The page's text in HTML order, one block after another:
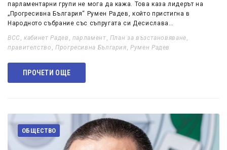
парламентарни групи не мога да кажа. Това каза лидерът на
„Прогресивна България“ Румен Радев, който пристигна в
Народното събрание със съпругата си Десислава…
ВСС,кабинет Радев , парламент, План за възстановяване,
правителство , Прогресивна България,Румен Радев
ПРОЧЕТИ ОЩЕ
ОБЩЕСТВО